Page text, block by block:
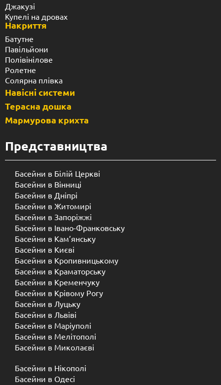
Джакузі
Купелі на дровах
Накриття
Батутне
Павільйони
Полівінілове
Ролетне
Солярна плівка
Навісні системи
Терасна дошка
Мармурова крихта
Представництва
Басейни в Білій Церкві
Басейни в Вінниці
Басейни в Дніпрі
Басейни в Житомирі
Басейни в Запоріжжі
Басейни в Івано-Франковську
Басейни в Кам’янську
Басейни в Києві
Басейни в Кропивницькому
Басейни в Краматорську
Басейни в Кременчуку
Басейни в Крівому Рогу
Басейни в Луцьку
Басейни в Львіві
Басейни в Маріуполі
Басейни в Мелітополі
Басейни в Миколаєві
Басейни в Нікополі
Басейни в Одесі